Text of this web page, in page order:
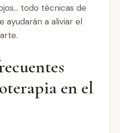
todo técnicas de
ayudarán a aliviar el
en el